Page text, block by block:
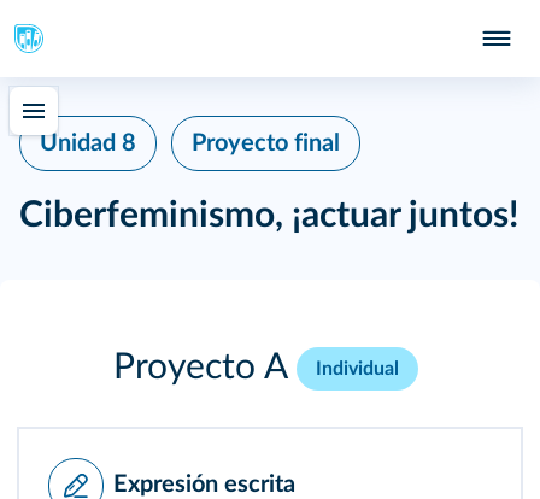
Unidad 8 Proyecto final
Ciberfeminismo, ¡actuar juntos!
Proyecto A Individual
Expresión escrita